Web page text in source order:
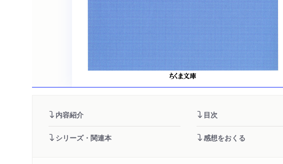
内容紹介 目次
シリーズ・関連本 感想をおくる